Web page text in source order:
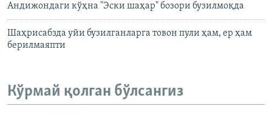
Андижондаги кўҳна "Эски шаҳар" бозори бузилмоқда
Шаҳрисабзда уйи бузилганларга товон пули ҳам, ер ҳам
берилмаяпти
Кўрмай қолган бўлсангиз